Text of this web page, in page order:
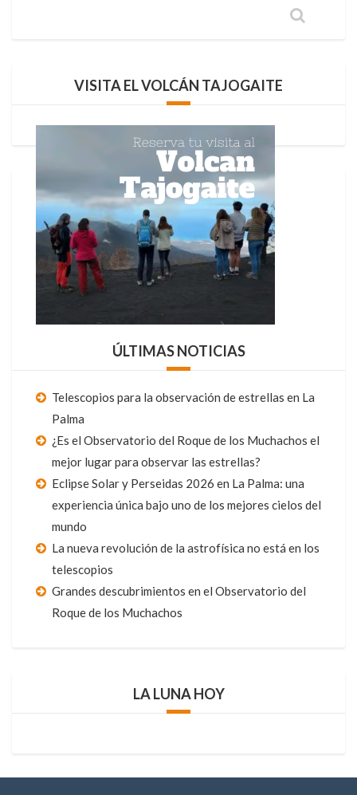
VISITA EL VOLCÁN TAJOGAITE
ÚLTIMAS NOTICIAS
Telescopios para la observación de estrellas en La
Palma
¿Es el Observatorio del Roque de los Muchachos el
mejor lugar para observar las estrellas?
Eclipse Solar y Perseidas 2026 en La Palma: una
experiencia única bajo uno de los mejores cielos del
mundo
La nueva revolución de la astrofísica no está en los
telescopios
Grandes descubrimientos en el Observatorio del
Roque de los Muchachos
LA LUNA HOY